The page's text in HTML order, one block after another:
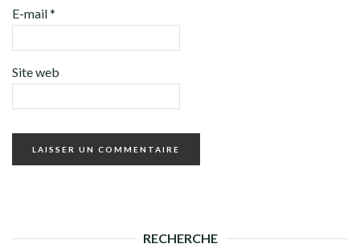
E-mail*
Site web
RECHERCHE